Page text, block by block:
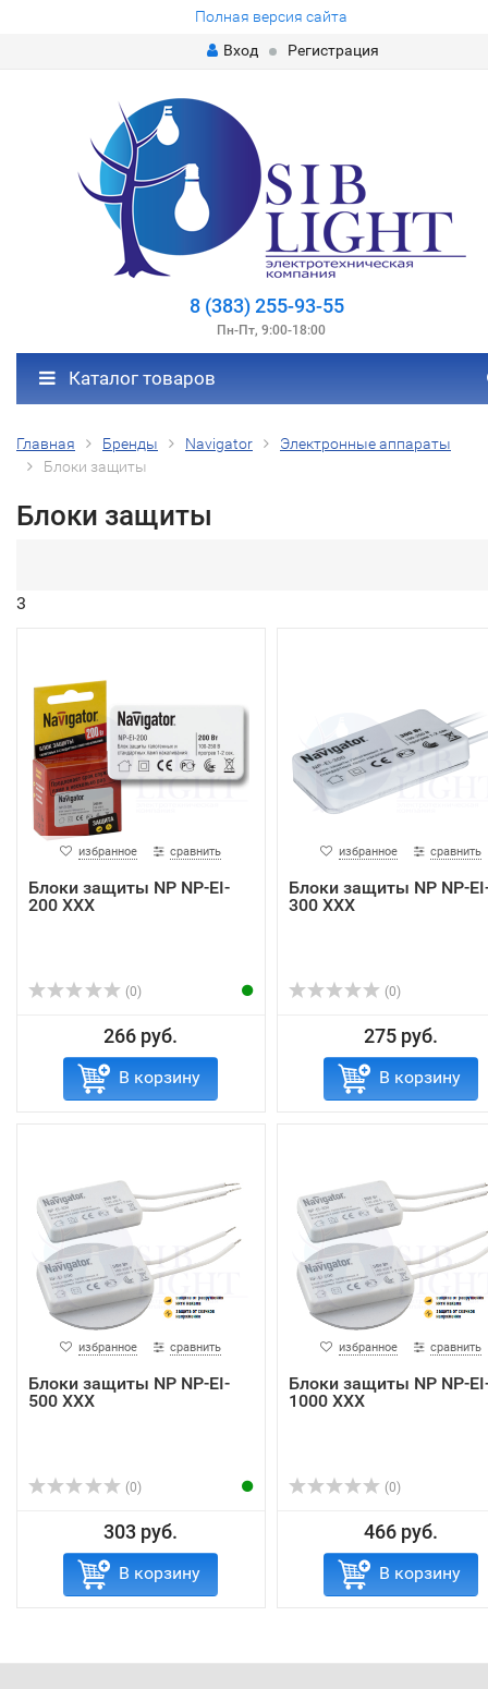
Полная версия сайта
Вход
Регистрация
8 (383) 255-93-55
Пн-Пт, 9:00-18:00
Каталог товаров
Главная Бренды Navigator
Электронные аппараты
Блоки защиты
Блоки защиты
3
избранное сравнить
Блоки защиты NP NP-EI-
200 XXX
(0)
266 руб.
В корзину
избранное сравнить
Блоки защиты NP NP-
300 XXX
(0)
275 руб.
В корзину
избранное сравнить
Блоки защиты NP NP-EI-
500 XXX
(0)
303 руб.
В корзину
избранное сравнить
Блоки защиты NP NP-
1000 XXX
(0)
466 руб.
В корзину